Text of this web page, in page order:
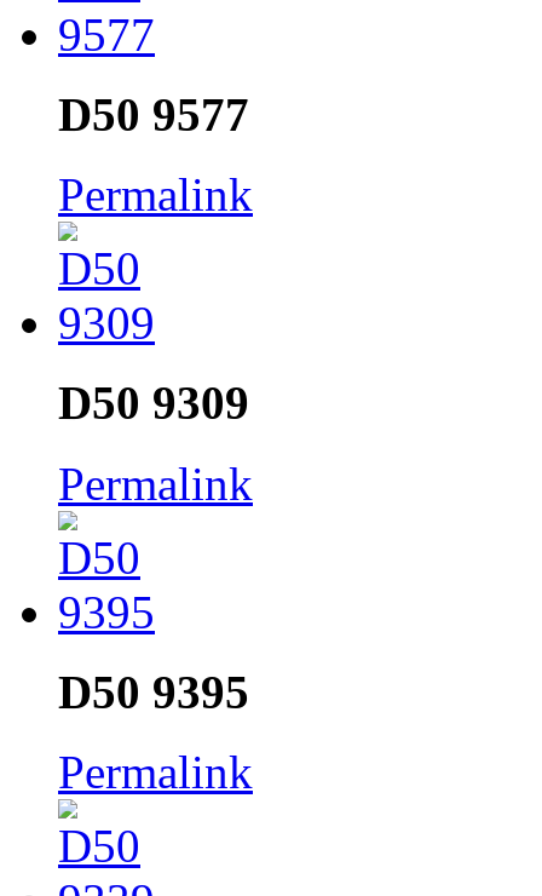
D50 9577
Permalink
D50 9309
Permalink
D50 9395
Permalink